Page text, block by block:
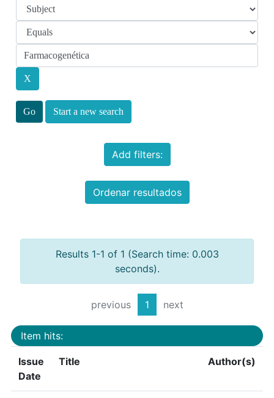
Start a new search
Add filters:
Ordenar resultados
Results 1-1 of 1 (Search time: 0.003
seconds).
previous 1 next
Item hits:
Issue
Date
Title Author(s)